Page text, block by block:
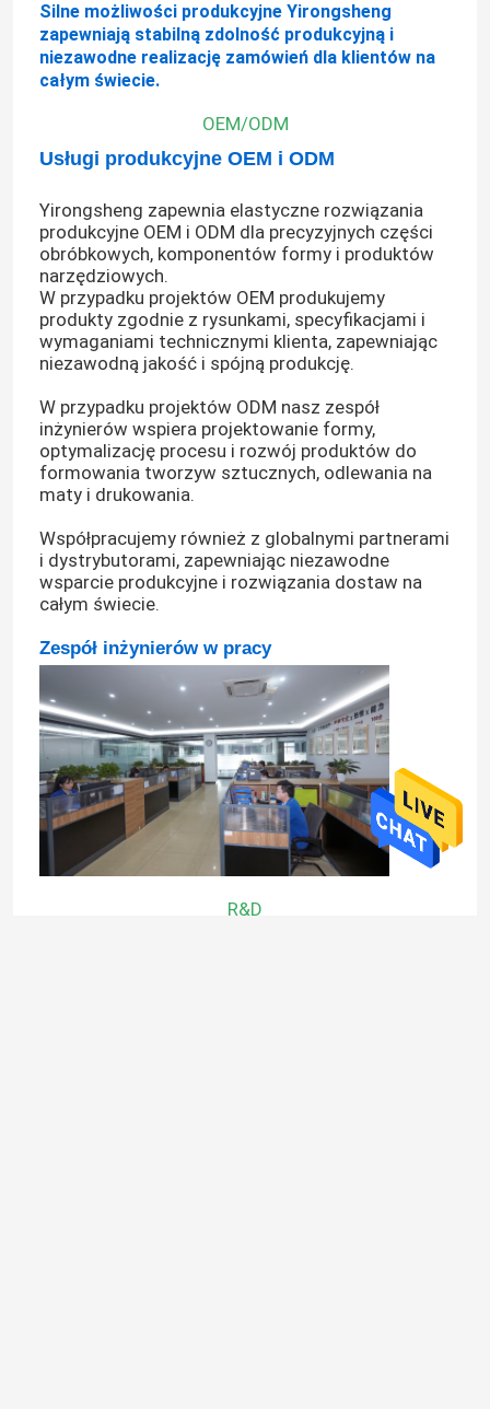
Części do automatyzacji CNC
Precyzyjne części maszyn CNC
Szpilki do sztancowania
Samoprzebijająca się maszyna do wyprasowania
Silne możliwości produkcyjne Yirongsheng
zapewniają stabilną zdolność produkcyjną i
niezawodne realizację zamówień dla klientów na
całym świecie.
OEM/ODM
Usługi produkcyjne OEM i ODM
Yirongsheng zapewnia elastyczne rozwiązania
produkcyjne OEM i ODM dla precyzyjnych części
obróbkowych, komponentów formy i produktów
narzędziowych.
W przypadku projektów OEM produkujemy
produkty zgodnie z rysunkami, specyfikacjami i
wymaganiami technicznymi klienta, zapewniając
niezawodną jakość i spójną produkcję.
W przypadku projektów ODM nasz zespół
inżynierów wspiera projektowanie formy,
optymalizację procesu i rozwój produktów do
formowania tworzyw sztucznych, odlewania na
maty i drukowania.
Współpracujemy również z globalnymi partnerami
i dystrybutorami, zapewniając niezawodne
wsparcie produkcyjne i rozwiązania dostaw na
całym świecie.
Zespół inżynierów w pracy
R&D